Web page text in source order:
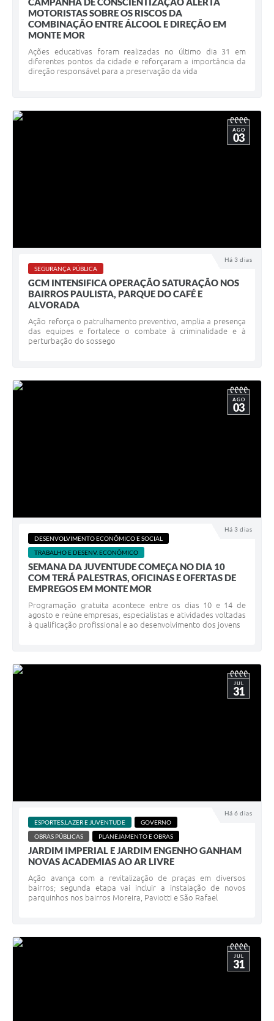
MOTORISTAS SOBRE OS RISCOS DA
COMBINAÇÃO ENTRE ÁLCOOL E DIREÇÃO EM
MONTE MOR
Ações educativas foram realizadas no último dia 31 em
diferentes pontos da cidade e reforçaram a importância da
direção responsável para a preservação da vida
Há 3 dias
AGO
03
SEGURANÇA PÚBLICA
GCM INTENSIFICA OPERAÇÃO SATURAÇÃO NOS
BAIRROS PAULISTA, PARQUE DO CAFÉ E
ALVORADA
Ação reforça o patrulhamento preventivo, amplia a presença
das equipes e fortalece o combate à criminalidade e à
perturbação do sossego
Há 3 dias
AGO
03
DESENVOLVIMENTO ECONÔMICO E SOCIAL
TRABALHO E DESENV. ECONÔMICO
SEMANA DA JUVENTUDE COMEÇA NO DIA 10
COM TERÁ PALESTRAS, OFICINAS E OFERTAS DE
EMPREGOS EM MONTE MOR
Programação gratuita acontece entre os dias 10 e 14 de
agosto e reúne empresas, especialistas e atividades voltadas
à qualificação profissional e ao desenvolvimento dos jovens
Há 6 dias
JUL
31
ESPORTES,LAZER E JUVENTUDE
GOVERNO
OBRAS PÚBLICAS
PLANEJAMENTO E OBRAS
JARDIM IMPERIAL E JARDIM ENGENHO GANHAM
NOVAS ACADEMIAS AO AR LIVRE
Ação avança com a revitalização de praças em diversos
bairros; segunda etapa vai incluir a instalação de novos
parquinhos nos bairros Moreira, Paviotti e São Rafael
JUL
31